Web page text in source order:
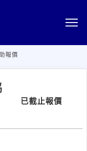
報價
已截止報價